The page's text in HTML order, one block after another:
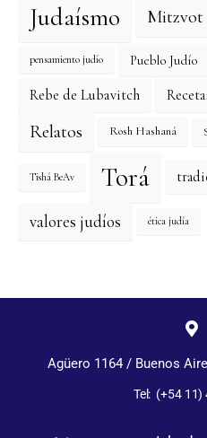
Judaísmo Mitzvot
pensamiento judío Pueblo Judío
Rebe de Lubavitch
Relatos Rosh Hashaná
Tishá BeAv Torá
valores judíos ética judía
Agüero 1164 / Buenos
Tel: (+54 11)